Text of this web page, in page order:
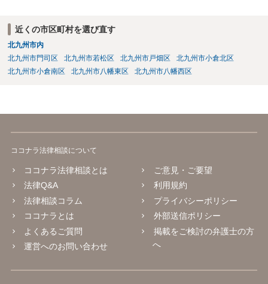
近くの市区町村を選び直す
北九州市内
北九州市門司区
北九州市若松区 北九州市戸畑区
北九州市小倉北区
北九州市小倉南区
北九州市八幡東区 北九州市八幡西区
ココナラ法律相談について
ココナラ法律相談とは
法律Q&A
法律相談コラム
ココナラとは
よくあるご質問
運営へのお問い合わせ
ご意見・ご要望
利用規約
プライバシーポリシー
外部送信ポリシー
掲載をご検討の弁護士の方
へ